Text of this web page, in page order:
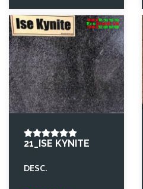
21_ISE KYNITE
DESC.